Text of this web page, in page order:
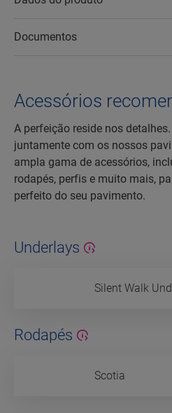
Documentos
Acessórios
A perfeição reside nos
juntamente com os nossos
ampla gama de acessórios,
rodapés, perfis e muito mais,
perfeito do seu pavimento.
Underlays
Silent Walk
Rodapés
Scotia